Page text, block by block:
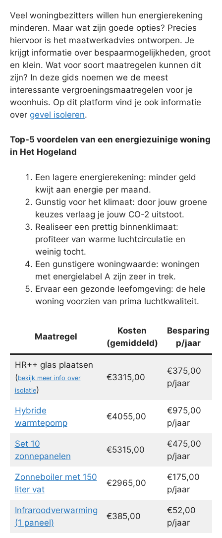
Veel woningbezitters willen hun energierekening
minderen. Maar wat zijn goede opties? Precies
hiervoor is het maatwerkadvies ontworpen. Je
krijgt informatie over bespaarmogelijkheden, groot
en klein. Wat voor soort maatregelen kunnen dit
zijn? In deze gids noemen we de meest
interessante vergroeningsmaatregelen voor je
woonhuis. Op dit platform vind je ook informatie
over gevel isoleren.
Top-5 voordelen van een energiezuinige woning
in Het Hogeland
Een lagere energierekening: minder geld
kwijt aan energie per maand.
Gunstig voor het klimaat: door jouw groene
keuzes verlaag je jouw CO-2 uitstoot.
Realiseer een prettig binnenklimaat:
profiteer van warme luchtcirculatie en
weinig tocht.
Een gunstigere woningwaarde: woningen
met energielabel A zijn zeer in trek.
Ervaar een gezonde leefomgeving: de hele
woning voorzien van prima luchtkwaliteit.
Maatregel
Kosten
(gemiddeld)
Besparing
p/jaar
HR++ glas plaatsen
(bekijk meer info over
isolatie)
€3315,00
€375,00
p/jaar
Hybride
warmtepomp
€4055,00
€975,00
p/jaar
Set 10
zonnepanelen
€5315,00
€475,00
p/jaar
Zonneboiler met 150
liter vat
€2965,00
€175,00
p/jaar
Infraroodverwarming
(1 paneel)
€385,00
€52,00
p/jaar